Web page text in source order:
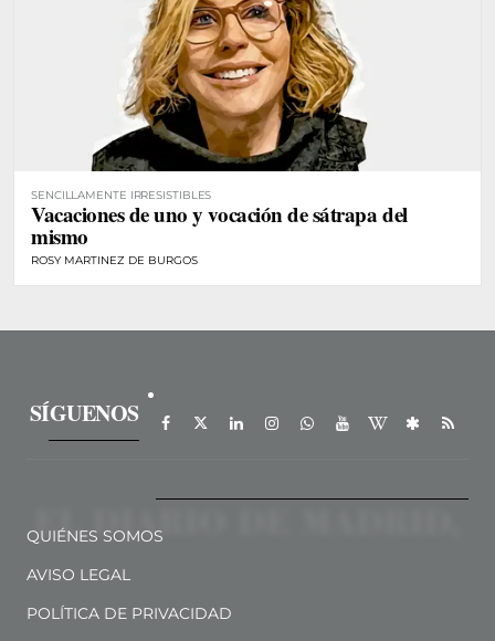
SENCILLAMENTE IRRESISTIBLES
Vacaciones de uno y vocación de sátrapa del
mismo
ROSY MARTINEZ DE BURGOS
SÍGUENOS
QUIÉNES SOMOS
AVISO LEGAL
POLÍTICA DE PRIVACIDAD